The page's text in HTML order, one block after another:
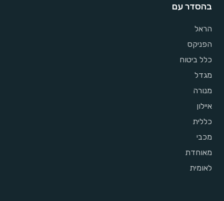
בהסדר עם
הראל
הפניקס
כלל ביטוח
מגדל
מנורה
איילון
כללית
מכבי
מאוחדת
לאומית